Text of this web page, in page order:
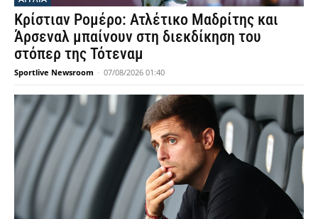
Κρίστιαν Ρομέρο: Ατλέτικο Μαδρίτης και
Άρσεναλ μπαίνουν στη διεκδίκηση του
στόπερ της Τότεναμ
Sportlive Newsroom - 07/08/2026 01:40